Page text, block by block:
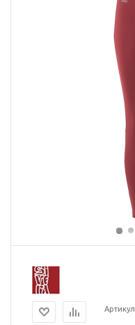
Артикул